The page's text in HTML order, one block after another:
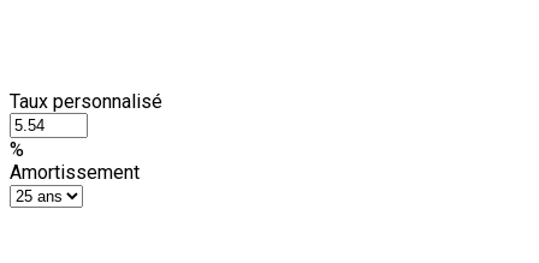
Taux personnalisé
%
Amortissement